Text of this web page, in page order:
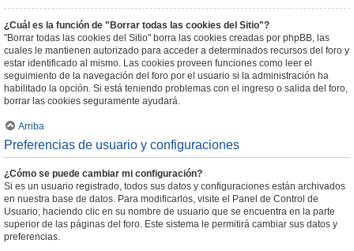
¿Cuál es la función de "Borrar todas las cookies del Sitio"?
"Borrar todas las cookies del Sitio" borra las cookies creadas por phpBB, las
cuales le mantienen autorizado para acceder a determinados recursos del foro y
estar identificado al mismo. Las cookies proveen funciones como leer el
seguimiento de la navegación del foro por el usuario si la administración ha
habilitado la opción. Si está teniendo problemas con el ingreso o salida del foro,
borrar las cookies seguramente ayudará.
Arriba
Preferencias de usuario y configuraciones
¿Cómo se puede cambiar mi configuración?
Si es un usuario registrado, todos sus datos y configuraciones están archivados
en nuestra base de datos. Para modificarlos, visite el Panel de Control de
Usuario; haciendo clic en su nombre de usuario que se encuentra en la parte
superior de las páginas del foro. Este sistema le permitirá cambiar sus datos y
preferencias.